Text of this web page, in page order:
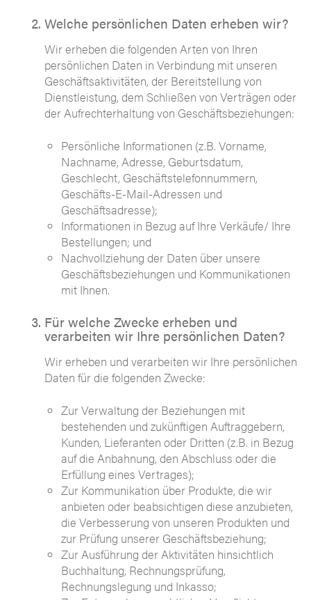
Welche persönlichen Daten erheben wir?
Wir erheben die folgenden Arten von Ihren
persönlichen Daten in Verbindung mit unseren
Geschäftsaktivitäten, der Bereitstellung von
Dienstleistung, dem Schließen von Verträgen oder
der Aufrechterhaltung von Geschäftsbeziehungen:
Persönliche Informationen (z.B. Vorname,
Nachname, Adresse, Geburtsdatum,
Geschlecht, Geschäftstelefonnummern,
Geschäfts-E-Mail-Adressen und
Geschäftsadresse);
Informationen in Bezug auf Ihre Verkäufe/ Ihre
Bestellungen; und
Nachvollziehung der Daten über unsere
Geschäftsbeziehungen und Kommunikationen
mit Ihnen.
Für welche Zwecke erheben und
verarbeiten wir Ihre persönlichen Daten?
Wir erheben und verarbeiten wir Ihre persönlichen
Daten für die folgenden Zwecke:
Zur Verwaltung der Beziehungen mit
bestehenden und zukünftigen Auftraggebern,
Kunden, Lieferanten oder Dritten (z.B. in Bezug
auf die Anbahnung, den Abschluss oder die
Erfüllung eines Vertrages);
Zur Kommunikation über Produkte, die wir
anbieten oder beabsichtigen diese anzubieten,
die Verbesserung von unseren Produkten und
zur Prüfung unserer Geschäftsbeziehung;
Zur Ausführung der Aktivitäten hinsichtlich
Buchhaltung, Rechnungsprüfung,
Rechnungslegung und Inkasso;